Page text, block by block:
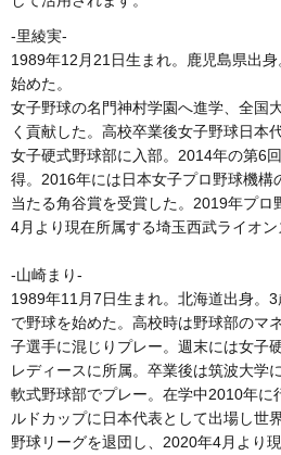
-里綾実-
1989年12月21日生まれ。鹿児島県出
始めた。
女子野球の名門神村学園へ進学、全国
く貢献した。高校卒業後女子野球日本
女子硬式野球部に入部。2014年の第6
得。2016年には日本女子プロ野球機構
当たる角谷賞を受賞した。2019年プ
4月より現在所属する埼玉西武ライオン
-山崎まり-
1989年11月7日生まれ。北海道出身。
で野球を始めた。高校時は野球部のマ
子選手に混じりプレー。週末には女子
レディースに所属。卒業後は筑波大学
軟式野球部でプレー。在学中2010年に
ルドカップに日本代表として出場し世
野球リーグを退団し、2020年4月より